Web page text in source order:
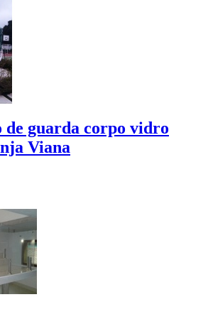
de guarda corpo vidro
Viana